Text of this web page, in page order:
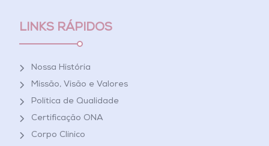
LINKS RÁPIDOS
Nossa História
Missão, Visão e Valores
Política de Qualidade
Certificação ONA
Corpo Clínico